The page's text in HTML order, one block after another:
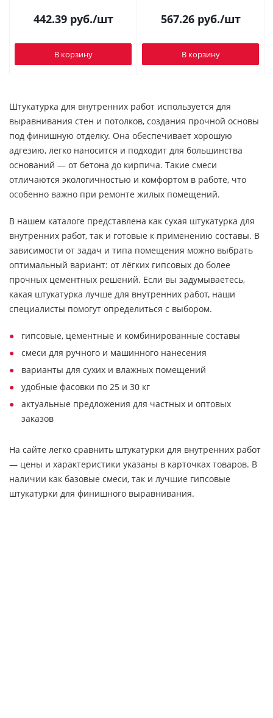
442.39руб./шт
В корзину
567.26руб./шт
В корзину
Штукатурка для внутренних работ используется для
выравнивания стен и потолков, создания прочной основы
под финишную отделку. Она обеспечивает хорошую
адгезию, легко наносится и подходит для большинства
оснований — от бетона до кирпича. Такие смеси
отличаются экологичностью и комфортом в работе, что
особенно важно при ремонте жилых помещений.
В нашем каталоге представлена как сухая штукатурка для
внутренних работ, так и готовые к применению составы. В
зависимости от задач и типа помещения можно выбрать
оптимальный вариант: от лёгких гипсовых до более
прочных цементных решений. Если вы задумываетесь,
какая штукатурка лучше для внутренних работ, наши
специалисты помогут определиться с выбором.
гипсовые, цементные и комбинированные составы
смеси для ручного и машинного нанесения
варианты для сухих и влажных помещений
удобные фасовки по 25 и 30 кг
актуальные предложения для частных и оптовых
заказов
На сайте легко сравнить штукатурки для внутренних работ
— цены и характеристики указаны в карточках товаров. В
наличии как базовые смеси, так и лучшие гипсовые
штукатурки для финишного выравнивания.